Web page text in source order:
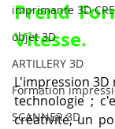
imprimante 3D
objet 3D
ARTILLERY 3D
Formation
SCANNER 3D
Prend
Vitesse.
L'impression
technologie ;
créativité, un